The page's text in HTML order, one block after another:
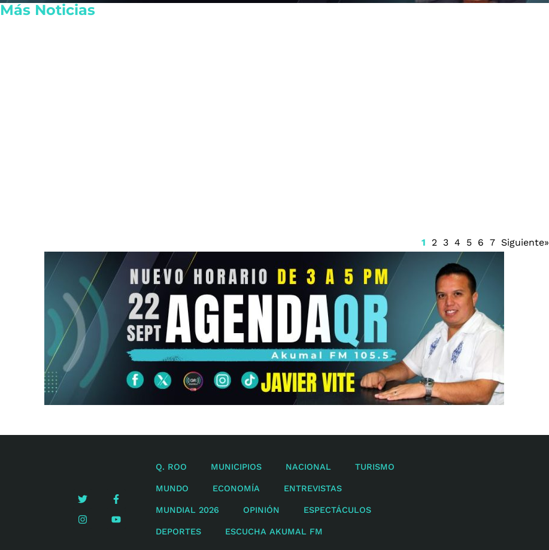
Más Noticias
1 2 3 4 5 6 7 Siguiente»
Q. ROO MUNICIPIOS NACIONAL TURISMO
MUNDO ECONOMÍA ENTREVISTAS
MUNDIAL 2026 OPINIÓN ESPECTÁCULOS
DEPORTES ESCUCHA AKUMAL FM